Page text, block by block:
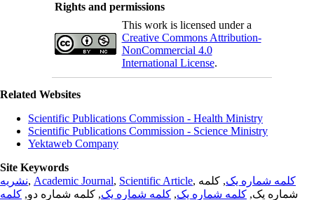
Rights and permissions
This work is licensed under a
Creative Commons Attribution-
NonCommercial 4.0
International License.
Related Websites
Scientific Publications Commission - Health Ministry
Scientific Publications Commission - Science Ministry
Yektaweb Company
Site Keywords
نشریه, Academic Journal, Scientific Article, کلمه شماره یک, کلمه
شماره یک, کلمه شماره یک, کلمه شماره یک, کلمه شماره دو, کلمه